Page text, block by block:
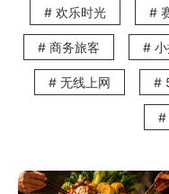
怡和午炮
怡和午炮位于铜锣湾避风塘，面
年代起，每日中午12时，炮台会
为城市历史的一部分。时至今日
专程前来观赏。大家不妨到此与
想感受香港的地道风情？渣甸坊
蕴藏了一座鲜为人知的香港政府
集的魅力，同时购买最新鲜的餸菜
# 欢乐时光 #
# 商务旅客 #
# 无线上网 #
#